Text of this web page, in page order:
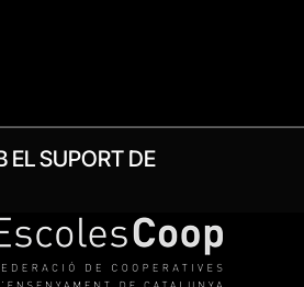
EL SUPORT DE